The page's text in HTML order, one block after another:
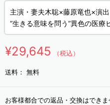
主演・妻夫木聡×藤原竜也×演出
“生きる意味を問う”異色の医療
¥29,645 （税込）
送料： 無料
お客様都合での返品・交換はできま